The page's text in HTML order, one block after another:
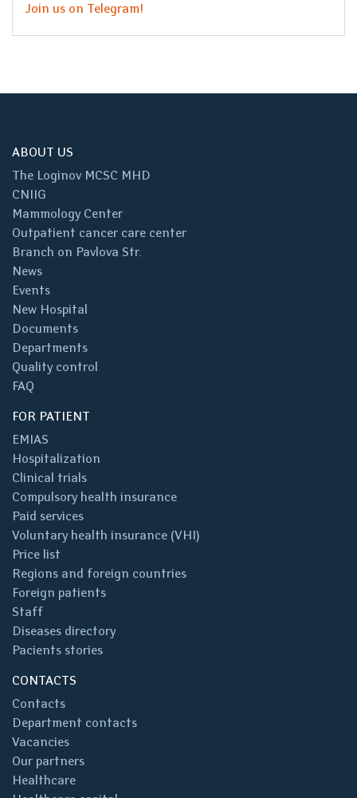
Join us on Telegram!
ABOUT US
The Loginov MCSC MHD
CNIIG
Mammology Center
Outpatient cancer care center
Branch on Pavlova Str.
News
Events
New Hospital
Documents
Departments
Quality control
FAQ
FOR PATIENT
EMIAS
Hospitalization
Clinical trials
Compulsory health insurance
Paid services
Voluntary health insurance (VHI)
Price list
Regions and foreign countries
Foreign patients
Staff
Diseases directory
Pacients stories
CONTACTS
Contacts
Department contacts
Vacancies
Our partners
Healthcare